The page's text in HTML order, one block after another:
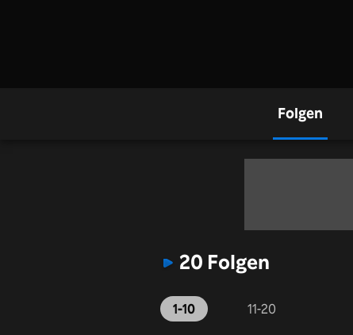
Folgen
20 Folgen
1-10 11-20